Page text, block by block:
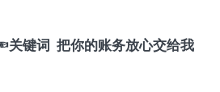
关键词 把你的账务放心交给我